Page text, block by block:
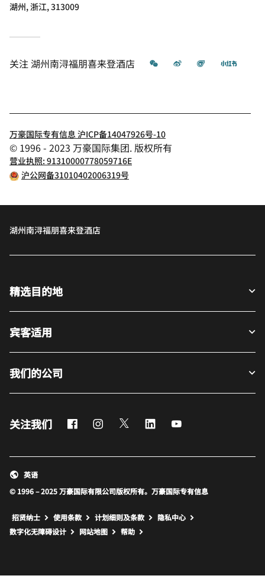
湖州, 浙江, 313009
关注湖州南浔福朋喜来登酒店 微信 微博 飞猪 小红书
万豪国际专有信息 沪ICP备14047926号-10
© 1996 - 2023 万豪国际集团. 版权所有
营业执照: 91310000778059716E
沪公网备31010402006319号
湖州南浔福朋喜来登酒店
精选目的地
宾客适用
我们的公司
关注我们 FacebookInstagram
Twitter LinkedIn
© 1996 – 2025 万豪国际有限公司版权所有。万豪国际专有信息
英语
招贤纳士 使用条款 计划细则及条款
隐私中心
数字化无障碍设计
网站地图 打开新窗口
帮助